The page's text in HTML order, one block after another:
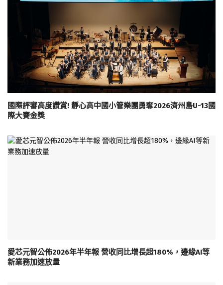
國際評審高度讚賞! 靜心高中國小管樂團勇奪2026濟州島U-13國
際大賽金獎
愛芯元智公佈2026年半年報 營收同比增長超180%，邊緣AI等
新業務加速放量